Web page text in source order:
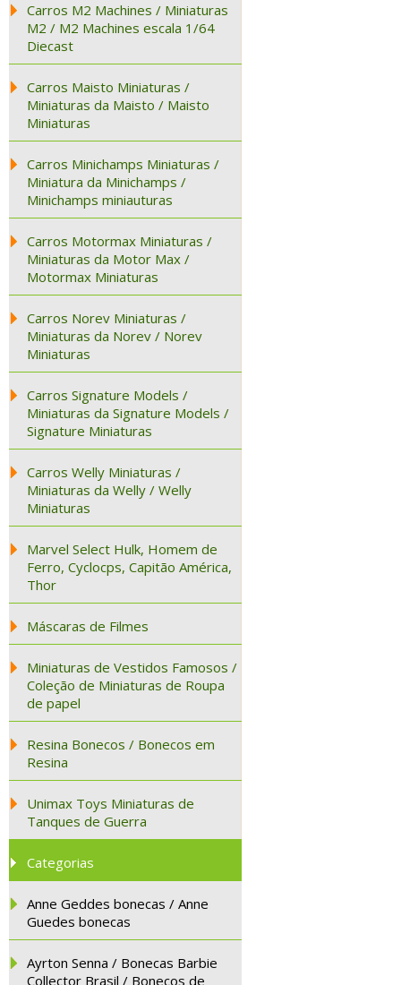
Carros M2 Machines / Miniaturas
M2 / M2 Machines escala 1/64
Diecast
Carros Maisto Miniaturas /
Miniaturas da Maisto / Maisto
Miniaturas
Carros Minichamps Miniaturas /
Miniatura da Minichamps /
Minichamps miniauturas
Carros Motormax Miniaturas /
Miniaturas da Motor Max /
Motormax Miniaturas
Carros Norev Miniaturas /
Miniaturas da Norev / Norev
Miniaturas
Carros Signature Models /
Miniaturas da Signature Models /
Signature Miniaturas
Carros Welly Miniaturas /
Miniaturas da Welly / Welly
Miniaturas
Marvel Select Hulk, Homem de
Ferro, Cyclocps, Capitão América,
Thor
Máscaras de Filmes
Miniaturas de Vestidos Famosos /
Coleção de Miniaturas de Roupa
de papel
Resina Bonecos / Bonecos em
Resina
Unimax Toys Miniaturas de
Tanques de Guerra
Categorias
Anne Geddes bonecas / Anne
Guedes bonecas
Ayrton Senna / Bonecas Barbie
Collector Brasil / Bonecos de